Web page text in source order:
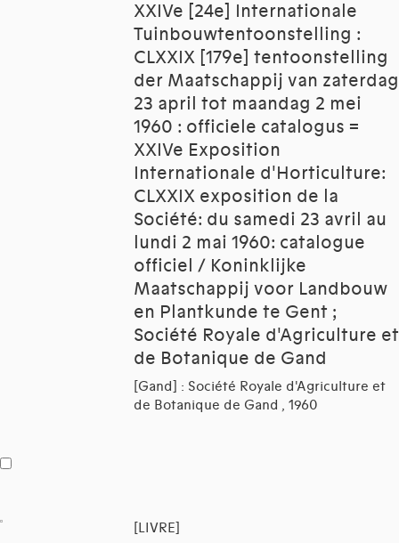
XXIVe [24e] Internationale
Tuinbouwtentoonstelling :
CLXXIX [179e] tentoonstelling
der Maatschappij van zaterdag
23 april tot maandag 2 mei
1960 : officiele catalogus =
XXIVe Exposition
Internationale d'Horticulture:
CLXXIX exposition de la
Société: du samedi 23 avril au
lundi 2 mai 1960: catalogue
officiel / Koninklijke
Maatschappij voor Landbouw
en Plantkunde te Gent ;
Société Royale d'Agriculture et
de Botanique de Gand
[Gand] : Société Royale d'Agriculture et
de Botanique de Gand , 1960
[LIVRE]